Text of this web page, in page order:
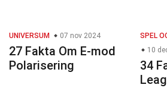
UNIVERSUM 07 nov 2024
27 Fakta Om E-mod
Polarisering
SPEL
10
34